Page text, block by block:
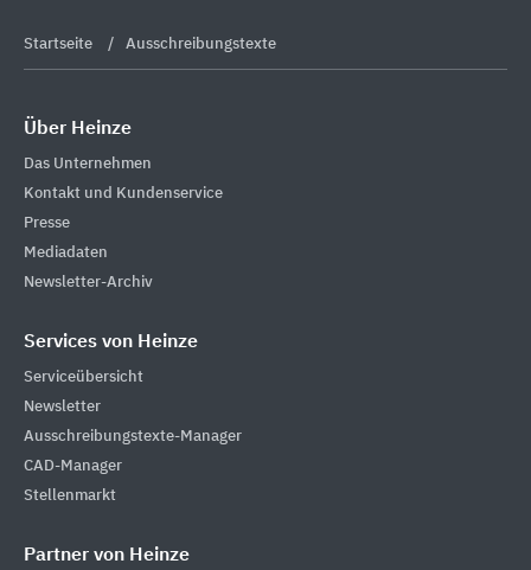
Startseite Ausschreibungstexte
Über Heinze
Das Unternehmen
Kontakt und Kundenservice
Presse
Mediadaten
Newsletter-Archiv
Services von Heinze
Serviceübersicht
Newsletter
Ausschreibungstexte-Manager
CAD-Manager
Stellenmarkt
Partner von Heinze